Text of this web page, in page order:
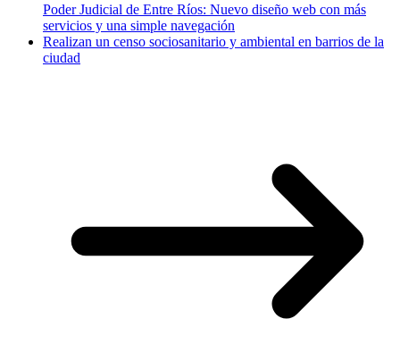
Poder Judicial de Entre Ríos: Nuevo diseño web con más
servicios y una simple navegación
Realizan un censo sociosanitario y ambiental en barrios de la
ciudad